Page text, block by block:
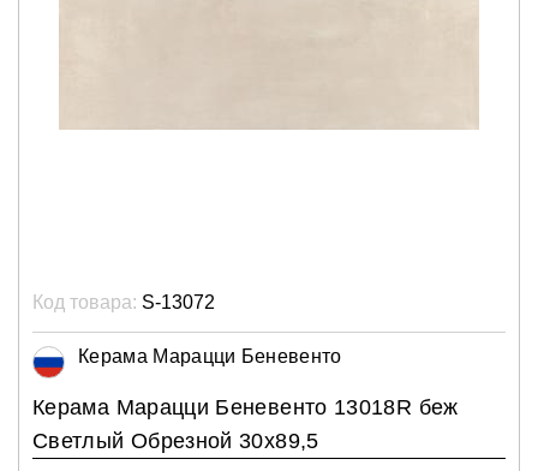
Код товара: S-13072
Керама Марацци Беневенто
Керама Марацци Беневенто 13018R беж
Светлый Обрезной 30х89,5